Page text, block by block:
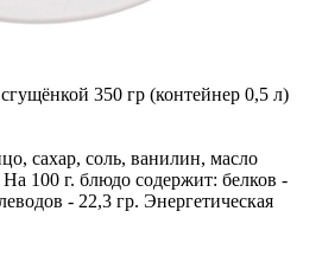
350 гр (контейнер 0,5 л)
сахар, соль, ванилин, масло
100 г. блюдо содержит: белков -
- 22,3 гр. Энергетическая